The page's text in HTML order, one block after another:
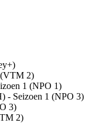
(VTM 2)
1 (NPO 1)
- Seizoen 1 (NPO 3)
3)
2)